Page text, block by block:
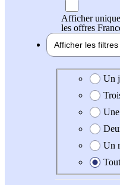
Afficher
les offres
Afficher les filtres
Date de
Un
Un